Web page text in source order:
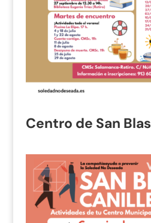
Centro de San Blas